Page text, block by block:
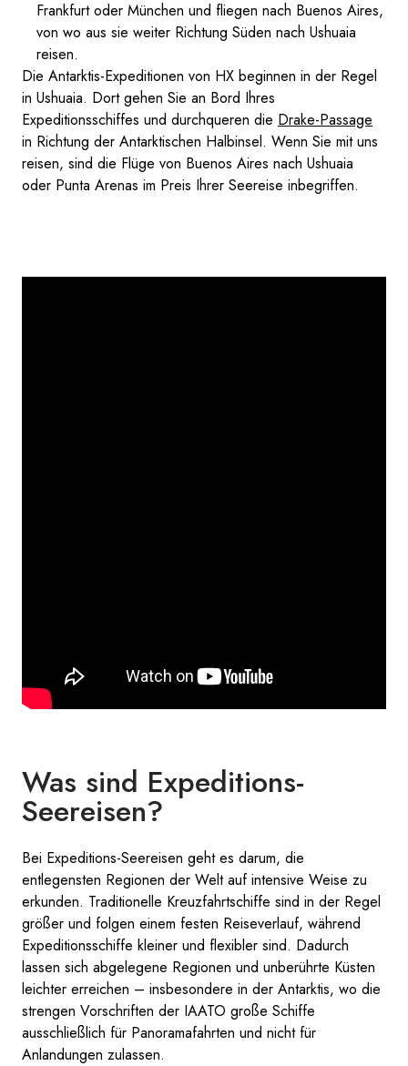
Frankfurt oder München und fliegen nach Buenos Aires,
von wo aus sie weiter Richtung Süden nach Ushuaia
reisen.
Die Antarktis-Expeditionen von HX beginnen in der Regel
in Ushuaia. Dort gehen Sie an Bord Ihres
Expeditionsschiffes und durchqueren die Drake-Passage
in Richtung der Antarktischen Halbinsel. Wenn Sie mit uns
reisen, sind die Flüge von Buenos Aires nach Ushuaia
oder Punta Arenas im Preis Ihrer Seereise inbegriffen.
Was sind Expeditions-
Seereisen?
Bei Expeditions-Seereisen geht es darum, die
entlegensten Regionen der Welt auf intensive Weise zu
erkunden. Traditionelle Kreuzfahrtschiffe sind in der Regel
größer und folgen einem festen Reiseverlauf, während
Expeditionsschiffe kleiner und flexibler sind. Dadurch
lassen sich abgelegene Regionen und unberührte Küsten
leichter erreichen – insbesondere in der Antarktis, wo die
strengen Vorschriften der IAATO große Schiffe
ausschließlich für Panoramafahrten und nicht für
Anlandungen zulassen.